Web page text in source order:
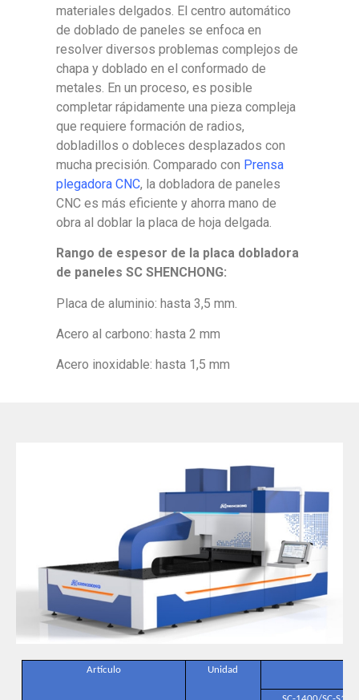
materiales delgados. El centro automático
de doblado de paneles se enfoca en
resolver diversos problemas complejos de
chapa y doblado en el conformado de
metales. En un proceso, es posible
completar rápidamente una pieza compleja
que requiere formación de radios,
dobladillos o dobleces desplazados con
mucha precisión. Comparado con Prensa
plegadora CNC, la dobladora de paneles
CNC es más eficiente y ahorra mano de
obra al doblar la placa de hoja delgada.
Rango de espesor de la placa dobladora
de paneles SC SHENCHONG:
Placa de aluminio: hasta 3,5 mm.
Acero al carbono: hasta 2 mm
Acero inoxidable: hasta 1,5 mm
Artículo Unidad